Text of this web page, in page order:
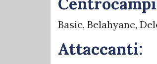
Basic, Belahyane,
Attaccanti: